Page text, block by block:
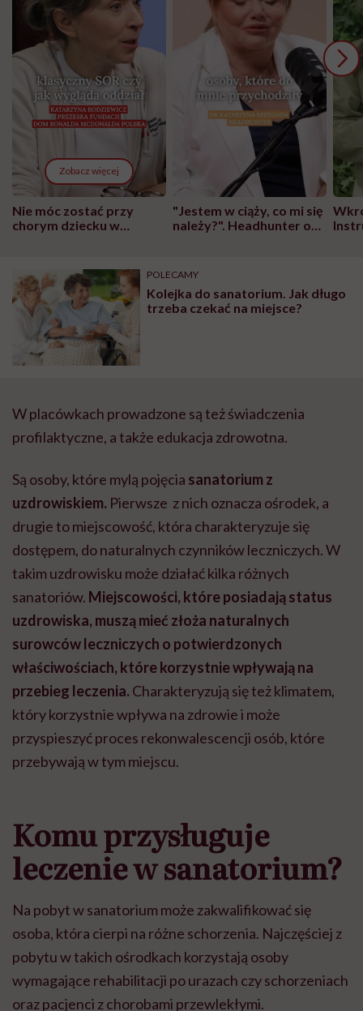
Zobacz więcej
Nie móc zostać przy
chorym dziecku w
może chyba tylko
głupota i brak
wyobraźni"
"Jestem w ciąży, co mi się
należy?". Headhunter o
pracy
POLECAMY
Kolejka do sanatorium. Jak długo
trzeba czekać na miejsce?
W placówkach prowadzone sąteż świadczenia
profilaktyczne, a także edukacja zdrowotna.
Są osoby, które mylą pojęcia sanatorium z
uzdrowiskiem. Pierwsze z nich oznacza ośrodek, a
drugie to miejscowość, która charakteryzuje się
dostępem, do naturalnych czynników leczniczych. W
takim uzdrowisku może działaćkilka różnych
sanatoriów. Miejscowości, które posiadająstatus
uzdrowiska, musząmieć złoża naturalnych
surowców leczniczych o potwierdzonych
właściwościach, które korzystnie wpływająna
przebieg leczenia. Charakteryzują sięteżklimatem,
który korzystnie wpływa na zdrowie i może
przyspieszyćproces rekonwalescencji osób, które
przebywająw tym miejscu.
Komu przysługuje
leczenie w sanatorium?
Na pobyt w sanatorium może zakwalifikować się
osoba, która cierpi na różne schorzenia. Najczęściej z
pobytu w takich ośrodkach korzystają osoby
wymagające rehabilitacji po urazach czy schorzeniach
oraz pacjenci z chorobami przewlekłymi.